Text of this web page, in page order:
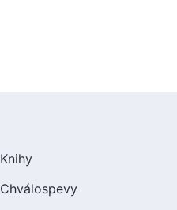
Knihy
Chválospevy